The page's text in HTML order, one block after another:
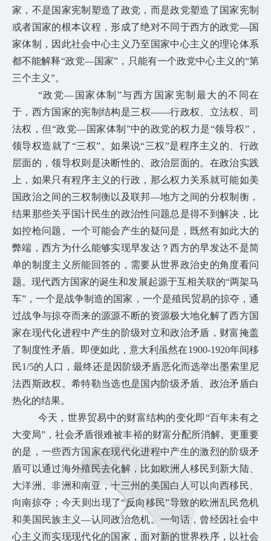
家，不是国家宪制塑造了政党，而是政党塑造了国家宪制
或者国家的根本议程，形成了绝对不同于西方的政党—国
家体制，因此社会中心主义乃至国家中心主义的理论体系
都不能解释“政党—国家”，只能有一个政党中心主义的“第
三个主义”。
“政党—国家体制”与西方国家宪制最大的不同在
于，西方国家的宪制结构是三权——行政权、立法权、司
法权，但“政党—国家体制”中的政党的权力是“领导权”，
领导权造就了“三权”。如果说“三权”是程序主义的、行政
层面的，领导权则是决断性的、政治层面的。在政治实践
上，如果只有程序主义的行政，那么权力关系就可能如美
国政治之间的三权制衡以及联邦—地方之间的分权制衡，
结果那些关乎国计民生的政治性问题总是得不到解决，比
如控枪问题。一个可能会产生的疑问是，既然有如此大的
弊端，西方为什么能够实现早发达？西方的早发达不是简
单的制度主义所能回答的，需要从世界政治史的角度看问
题。现代西方国家的诞生和发展起源于互相关联的“两架马
车”，一个是战争制造的国家，一个是殖民贸易的掠夺，通
过战争与掠夺而来的源源不断的资源极大地化解了西方国
家在现代化进程中产生的阶级对立和政治矛盾，财富掩盖
了制度性矛盾。即便如此，意大利虽然在1900-1920年间移
民1/5的人口，最终还是因阶级矛盾恶化而选举出墨索里尼
法西斯政权。希特勒当选也是国内阶级矛盾、政治矛盾白
热化的结果。
今天，世界贸易中的财富结构的变化即“百年未有之
大变局”，社会矛盾很难被丰裕的财富分配所消解。更重要
的是，一些西方国家在现代化进程中产生的激烈的阶级矛
盾可以通过海外殖民去化解，比如欧洲人移民到新大陆、
大洋洲、非洲和南亚，十三州的美国白人可以向西移民、
向南掠夺；今天则出现了“反向移民”导致的欧洲乱民危机
和美国民族主义—认同政治危机。一句话，曾经因社会中
心主义而实现现代化的国家，面对新的世界秩序，以社会